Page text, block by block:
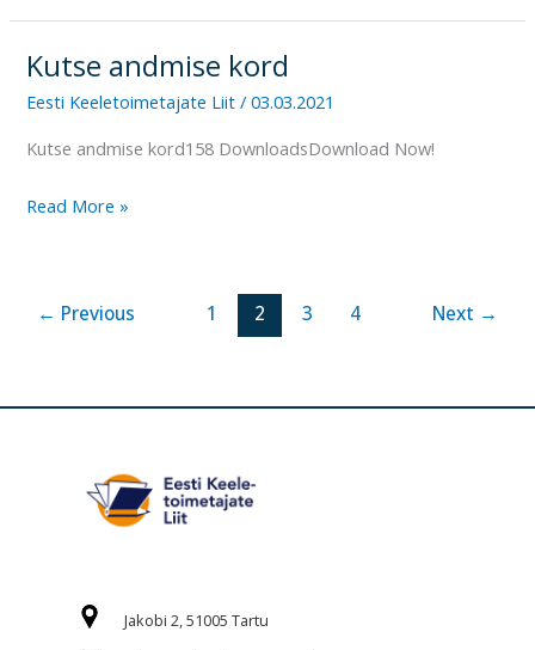
Kutse andmise kord
Eesti Keeletoimetajate Liit/03.03.2021
Kutse andmise kord158 DownloadsDownload Now!
Kutse
andmise
Read More »
← Previous 1 2 3 4 Next →
Jakobi 2, 51005 Tartu